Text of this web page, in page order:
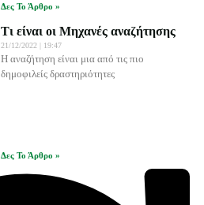
Δες Το Άρθρο »
Τι είναι οι Μηχανές αναζήτησης
21/12/2022 19:47
Η αναζήτηση είναι μια από τις πιο
δημοφιλείς δραστηριότητες
Δες Το Άρθρο »